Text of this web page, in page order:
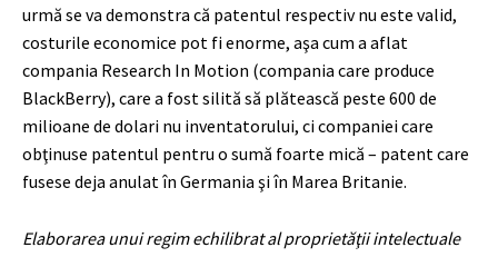
urmă se va demonstra că patentul respectiv nu este valid,
costurile economice pot fi enorme, aşa cum a aflat
compania Research In Motion (compania care produce
BlackBerry), care a fost silită să plătească peste 600 de
milioane de dolari nu inventatorului, ci companiei care
obţinuse patentul pentru o sumă foarte mică – patent care
fusese deja anulat în Germania şi în Marea Britanie.
Elaborarea unui regim echilibrat al proprietăţii intelectuale